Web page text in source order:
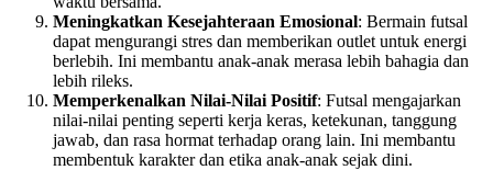
Meningkatkan Kesejahteraan Emosional: Bermain futsal
dapat mengurangi stres dan memberikan outlet untuk energi
berlebih. Ini membantu anak-anak merasa lebih bahagia dan
lebih rileks.
Memperkenalkan Nilai-Nilai Positif: Futsal mengajarkan
nilai-nilai penting seperti kerja keras, ketekunan, tanggung
jawab, dan rasa hormat terhadap orang lain. Ini membantu
membentuk karakter dan etika anak-anak sejak dini.